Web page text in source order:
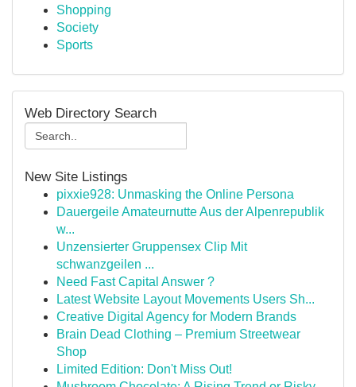
Shopping
Society
Sports
Web Directory Search
New Site Listings
pixxie928: Unmasking the Online Persona
Dauergeile Amateurnutte Aus der Alpenrepublik
w...
Unzensierter Gruppensex Clip Mit
schwanzgeilen ...
Need Fast Capital Answer ?
Latest Website Layout Movements Users Sh...
Creative Digital Agency for Modern Brands
Brain Dead Clothing – Premium Streetwear
Shop
Limited Edition: Don't Miss Out!